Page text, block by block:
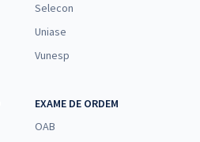
Selecon
Uniase
Vunesp
EXAME DE ORDEM
OAB